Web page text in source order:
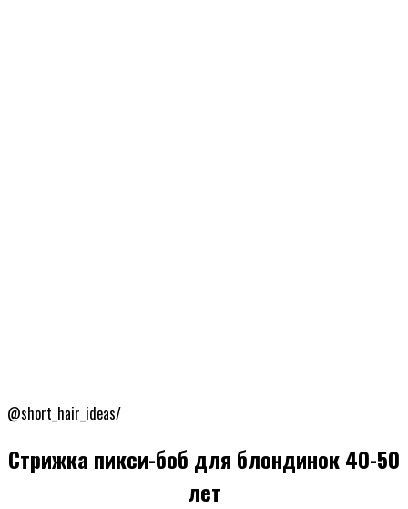
@short_hair_ideas/
Стрижка пикси-боб для блондинок 40-50
лет